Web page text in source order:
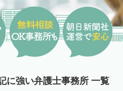
に強い弁護士事務所 一覧